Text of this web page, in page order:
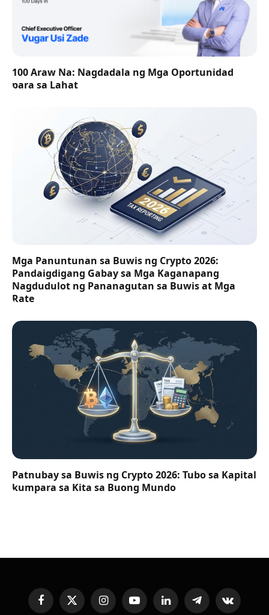
100 Araw Na: Nagdadala ng Mga Oportunidad
para sa Lahat
Mga Panuntunan sa Buwis ng Crypto 2026:
Pandaigdigang Gabay sa Mga Kaganapang
Nagdudulot ng Pananagutan sa Buwis at Mga
Rate
Patnubay sa Buwis ng Crypto 2026: Tubo sa Kapital
kumpara sa Kita sa Buong Mundo
FacebookX
InstagramYouTubeLinkedInTelegramVKontakte